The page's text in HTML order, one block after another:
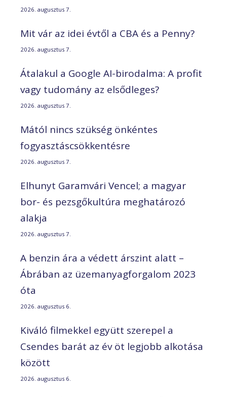
2026. augusztus 7.
Mit vár az idei évtől a CBA és a Penny?
2026. augusztus 7.
Átalakul a Google AI-birodalma: A profit
vagy tudomány az elsődleges?
2026. augusztus 7.
Mától nincs szükség önkéntes
fogyasztáscsökkentésre
2026. augusztus 7.
Elhunyt Garamvári Vencel; a magyar
bor- és pezsgőkultúra meghatározó
alakja
2026. augusztus 7.
A benzin ára a védett árszint alatt –
Ábrában az üzemanyagforgalom 2023
óta
2026. augusztus 6.
Kiváló filmekkel együtt szerepel a
Csendes barát az év öt legjobb alkotása
között
2026. augusztus 6.